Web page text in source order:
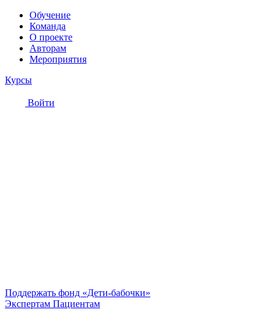
Обучение
Команда
О проекте
Авторам
Мероприятия
Курсы
Войти
Поддержать фонд «Дети-бабочки»
Экспертам Пациентам